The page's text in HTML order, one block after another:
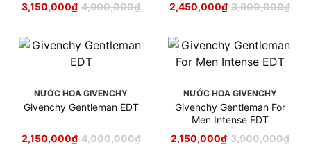
4,900,000₫
3,150,000₫
3,900,000₫
2,450,000₫
NƯỚC HOA GIVENCHY
Givenchy Gentleman EDT
4,000,000₫
2,150,000₫
NƯỚC HOA GIVENCHY
Givenchy Gentleman For
Men Intense EDT
3,900,000₫
2,150,000₫